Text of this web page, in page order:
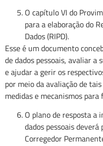
O capítulo VI do
para a elaboração do
Dados (RIPD).
Esse é um documento
de dados pessoais, avaliar a
e ajudar a gerir os
por meio da avaliação de
medidas e mecanismos
O plano de resposta a
dados pessoais
Corregedor